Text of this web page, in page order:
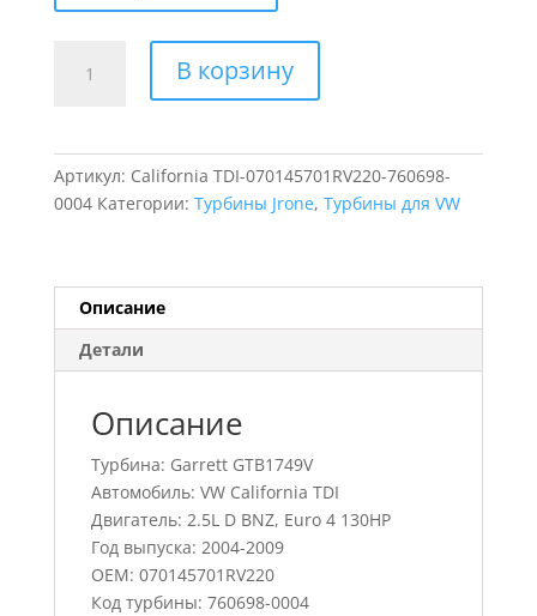
товара
California
070145701RV220
В корзину
Артикул: California TDI-070145701RV220-760698-
0004 Категории: Турбины Jrone, Турбины для VW
Описание
Детали
Описание
Турбина: Garrett GTB1749V
Автомобиль: VW California TDI
Двигатель: 2.5L D BNZ, Euro 4 130HP
Год выпуска: 2004-2009
OEM: 070145701RV220
Код турбины: 760698-0004